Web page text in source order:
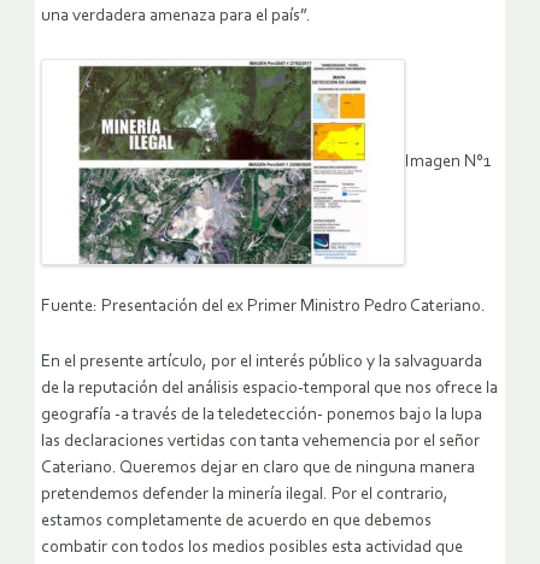
una verdadera amenaza para el país”.
Imagen N°1
Fuente: Presentación del ex Primer Ministro Pedro Cateriano.
En el presente artículo, por el interés público y la salvaguarda
de la reputación del análisis espacio-temporal que nos ofrece la
geografía -a través de la teledetección- ponemos bajo la lupa
las declaraciones vertidas con tanta vehemencia por el señor
Cateriano. Queremos dejar en claro que de ninguna manera
pretendemos defender la minería ilegal. Por el contrario,
estamos completamente de acuerdo en que debemos
combatir con todos los medios posibles esta actividad que